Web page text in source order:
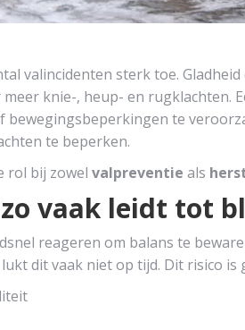
valincidenten sterk toe.
knie-, heup- en rugklachten.
te
te beperken.
rol bij zowel valpreventie als
vaak leidt tot
reageren om balans te
dit vaak niet op tijd. Dit risico is